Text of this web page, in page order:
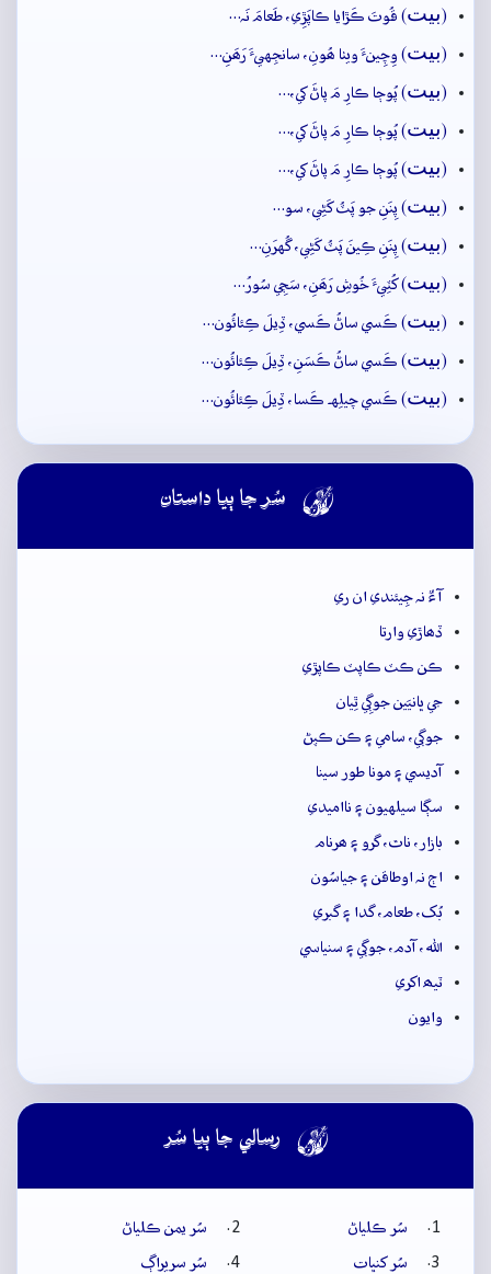
(بيت) قُوتَ ڪَڙايا ڪاپَڙِي، طَعامَ نَہ…
(بيت) وِچِينءَ ويٺا ھُونِ، سانجِهيءَ رَھَنِ…
(بيت) پُوڄا ڪارِ مَ پاڻَ کي،…
(بيت) پُوڄا ڪارِ مَ پاڻَ کي،…
(بيت) پُوڄا ڪارِ مَ پاڻَ کي،…
(بيت) پِنَنِ جو پَٽُ کَڻِي، سو…
(بيت) پِنَنِ ڪِينَ پَٽُ کَڻِي، گُهرَنِ…
(بيت) کُٽِيءَ خُوشِ رَھَنِ، سَڄِي سُورُ…
(بيت) ڪَسي ساڻُ ڪَسي، ڏِيلَ ڪِئائُون…
(بيت) ڪَسي ساڻُ ڪَسَنِ، ڏِيلَ ڪِئائُون…
(بيت) ڪَسي چيلِهہ ڪَسا، ڏِيلَ ڪِئائُون…
 سُر جا ٻيا داستان
آءٌ نہ جِيئندي ان ري
ڏھاڙي وارتا
ڪن ڪٽ ڪاپٽ ڪاپڙي
جي ڀانيَين جوڳِي ٿِيان
جوڳي، سامي ۽ ڪن ڪپڻ
آديسي ۽ مونا طور سينا
سڳا سيلهيون ۽ نااميدي
بازار، ناٿ، گرو ۽ ھرنام
اڄ نہ اوطاقن ۽ جياسُون
بُک، طعام، گدا ۽ گبري
الله، آدم، جوڳي ۽ سنياسي
ٽيھ اکري
وايون
 رسالي جا ٻيا سُر
سُر ڪلياڻ
سُر يمن ڪلياڻ
سُر کنڀات
سُر سريراڳ